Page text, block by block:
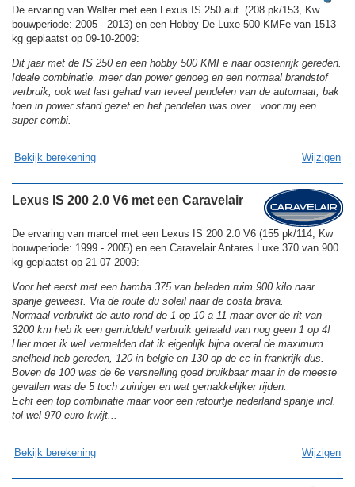
De ervaring van Walter met een Lexus IS 250 aut. (208 pk/153, Kw
bouwperiode: 2005 - 2013) en een Hobby De Luxe 500 KMFe van 1513
kg geplaatst op 09-10-2009:
Dit jaar met de IS 250 en een hobby 500 KMFe naar oostenrijk gereden.
Ideale combinatie, meer dan power genoeg en een normaal brandstof
verbruik, ook wat last gehad van teveel pendelen van de automaat, bak
toen in power stand gezet en het pendelen was over...voor mij een
super combi.
Bekijk berekening Wijzigen
Lexus IS 200 2.0 V6 met een Caravelair
De ervaring van marcel met een Lexus IS 200 2.0 V6 (155 pk/114, Kw
bouwperiode: 1999 - 2005) en een Caravelair Antares Luxe 370 van 900
kg geplaatst op 21-07-2009:
Voor het eerst met een bamba 375 van beladen ruim 900 kilo naar
spanje geweest. Via de route du soleil naar de costa brava.
Normaal verbruikt de auto rond de 1 op 10 a 11 maar over de rit van
3200 km heb ik een gemiddeld verbruik gehaald van nog geen 1 op 4!
Hier moet ik wel vermelden dat ik eigenlijk bijna overal de maximum
snelheid heb gereden, 120 in belgie en 130 op de cc in frankrijk dus.
Boven de 100 was de 6e versnelling goed bruikbaar maar in de meeste
gevallen was de 5 toch zuiniger en wat gemakkelijker rijden.
Echt een top combinatie maar voor een retourtje nederland spanje incl.
tol wel 970 euro kwijt...
Bekijk berekening Wijzigen